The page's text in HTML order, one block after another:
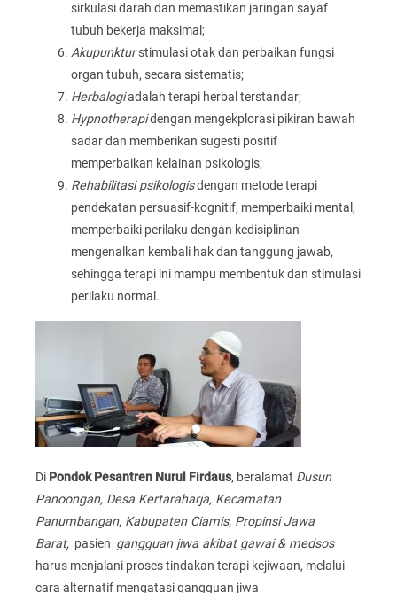
sirkulasi darah dan memastikan jaringan sayaf
tubuh bekerja maksimal;
Akupunkturstimulasi otak dan perbaikan fungsi
organ tubuh, secara sistematis;
Herbalogiadalah terapi herbal terstandar;
Hypnotherapidengan mengekplorasi pikiran bawah
sadar dan memberikan sugesti positif
memperbaikan kelainan psikologis;
Rehabilitasi psikologisdengan metode terapi
pendekatan persuasif-kognitif, memperbaiki mental,
memperbaiki perilaku dengan kedisiplinan
mengenalkan kembali hak dan tanggung jawab,
sehingga terapi ini mampu membentuk dan stimulasi
perilaku normal.
Di Pondok Pesantren Nurul Firdaus, beralamat Dusun
Panoongan, Desa Kertaraharja, Kecamatan
Panumbangan, Kabupaten Ciamis, Propinsi Jawa
Barat, pasien gangguan jiwa akibat gawai & medsos
harus menjalani proses tindakan terapi kejiwaan, melalui
cara alternatif mengatasi gangguan jiwa